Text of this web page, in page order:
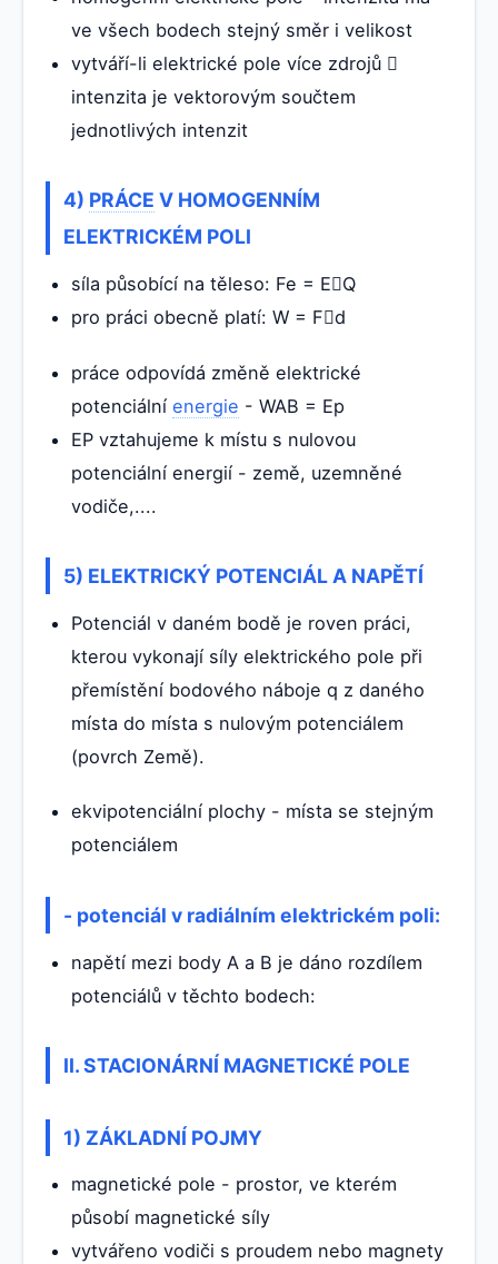
ve všech bodech stejný směr i velikost
vytváří-li elektrické pole více zdrojů 
intenzita je vektorovým součtem
jednotlivých intenzit
4) PRÁCE V HOMOGENNÍM
ELEKTRICKÉM POLI
síla působící na těleso: Fe = EQ
pro práci obecně platí: W = Fd
práce odpovídá změně elektrické
potenciální energie - WAB = Ep
EP vztahujeme k místu s nulovou
potenciální energií - země, uzemněné
vodiče,....
5) ELEKTRICKÝ POTENCIÁL A NAPĚTÍ
Potenciál v daném bodě je roven práci,
kterou vykonají síly elektrického pole při
přemístění bodového náboje q z daného
místa do místa s nulovým potenciálem
(povrch Země).
ekvipotenciální plochy - místa se stejným
potenciálem
- potenciál v radiálním elektrickém poli:
napětí mezi body A a B je dáno rozdílem
potenciálů v těchto bodech:
II. STACIONÁRNÍ MAGNETICKÉ POLE
1) ZÁKLADNÍ POJMY
magnetické pole - prostor, ve kterém
působí magnetické síly
vytvářeno vodiči s proudem nebo magnety